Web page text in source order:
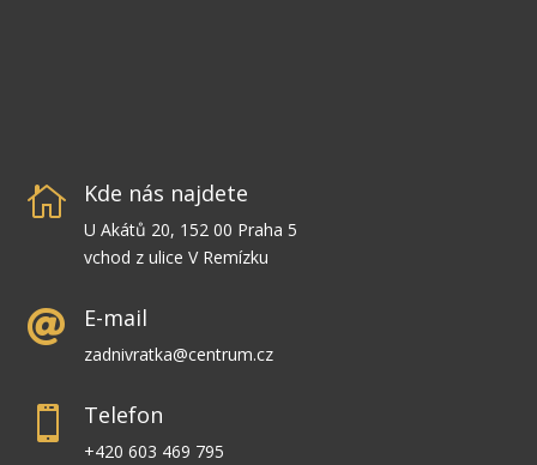
 Kde nás najdete
U Akátů 20, 152 00 Praha 5
vchod z ulice V Remízku
 E-mail
zadnivratka@centrum.cz
 Telefon
+420 603 469 795